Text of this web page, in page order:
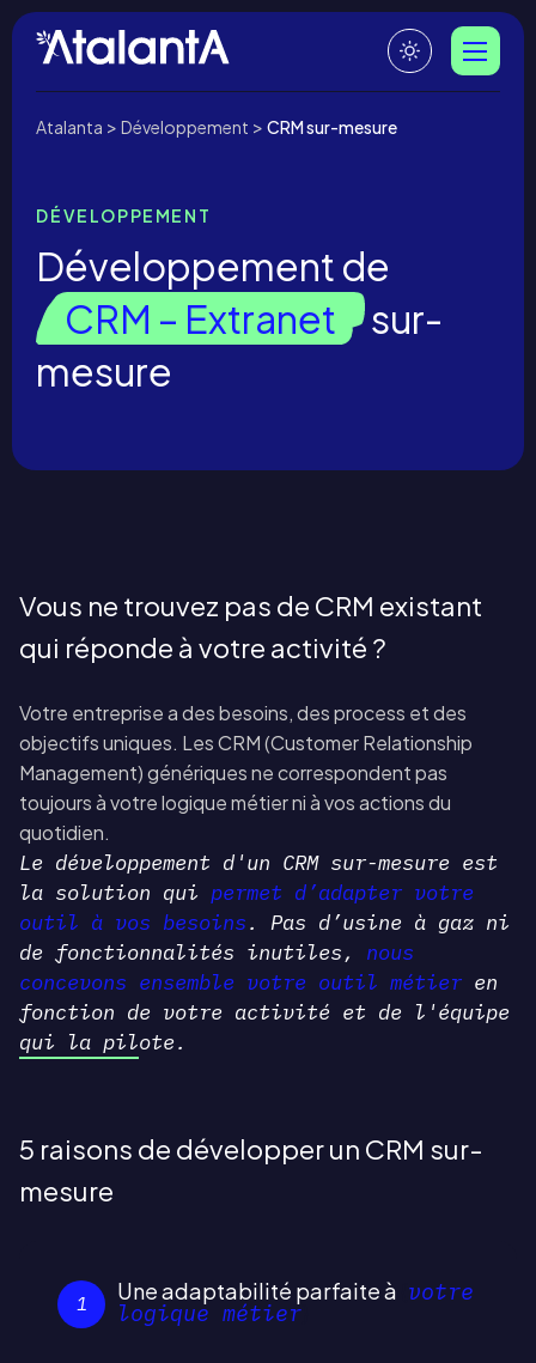
Atalanta >Développement >CRM sur-mesure
DÉVELOPPEMENT
Développement de
CRM – Extranet
sur-
mesure
Vous ne trouvez pas de CRM existant
qui réponde à votre activité ?
Votre entreprise a des besoins, des process et des
objectifs uniques. Les CRM (Customer Relationship
Management) génériques ne correspondent pas
toujours à votre logique métier ni à vos actions du
quotidien.
Le développement d'un CRM sur-mesure est
la solution qui permet d’adapter votre
outil à vos besoins. Pas d’usine à gaz ni
de fonctionnalités inutiles, nous
concevons ensemble votre outil métier en
fonction de votre activité et de l'équipe
qui la pilote.
5 raisons de développer un CRM sur-
mesure
1 Une adaptabilité parfaite à votre
logique métier